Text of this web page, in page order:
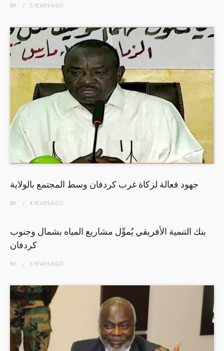
BY 5 YEARSAGO
جهود فعالة لزكاة غرب كردفان وسط المجتمع بالولاية
BY 4 YEARSAGO
​​​​​​​بنك التنمية الأفريقي يُموِّل مشاريع المياه بشمال وجنوب
كردفان
BY 5 YEARSAGO